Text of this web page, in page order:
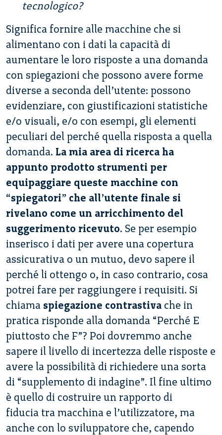
tecnologico?
Significa fornire alle macchine che si
alimentano con i dati la capacità di
aumentare le loro risposte a una domanda
con spiegazioni che possono avere forme
diverse a seconda dell’utente: possono
evidenziare, con giustificazioni statistiche
e/o visuali, e/o con esempi, gli elementi
peculiari del perché quella risposta a quella
domanda. La mia area di ricerca ha
appunto prodotto strumenti per
equipaggiare queste macchine con
“spiegatori” che all’utente finale si
rivelano come un arricchimento del
suggerimento ricevuto. Se per esempio
inserisco i dati per avere una copertura
assicurativa o un mutuo, devo sapere il
perché li ottengo o, in caso contrario, cosa
potrei fare per raggiungere i requisiti. Si
chiama spiegazione contrastiva che in
pratica risponde alla domanda “Perché E
piuttosto che F”? Poi dovremmo anche
sapere il livello di incertezza delle risposte e
avere la possibilità di richiedere una sorta
di “supplemento di indagine”. Il fine ultimo
è quello di costruire un rapporto di
fiducia tra macchina e l’utilizzatore, ma
anche con lo sviluppatore che, capendo